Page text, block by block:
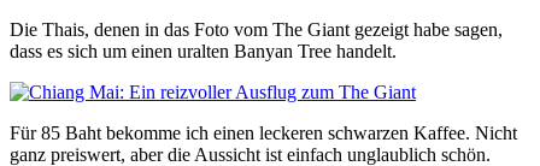
Die Thais, denen in das Foto vom The Giant gezeigt habe sagen,
dass es sich um einen uralten Banyan Tree handelt.
Für 85 Baht bekomme ich einen leckeren schwarzen Kaffee. Nicht
ganz preiswert, aber die Aussicht ist einfach unglaublich schön.